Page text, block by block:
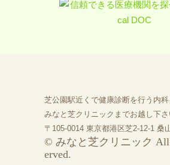
芝公園駅近くで健康診断を行う内科
みなと芝クリニックまでお越し下さ
〒105-0014 東京都港区芝2-12-1 桑
© みなと芝クリニック All
erved.